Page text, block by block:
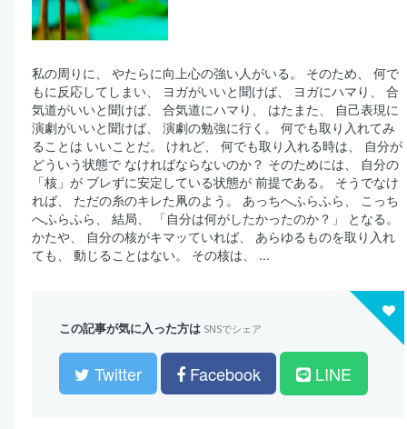
私の周りに、 やたらに向上心の強い人がいる。 そのため、 何で
もに反応してしまい、 ヨガがいいと聞けば、 ヨガにハマり、 合
気道がいいと聞けば、 合気道にハマり、 はたまた、 自己表現に
演劇がいいと聞けば、 演劇の勉強に行く。 何でも取り入れてみ
ることは いいことだ。 けれど、 何でも取り入れる時は、 自分が
どういう状態で なければならないのか？ そのためには、 自分の
「核」が ブレずに安定している状態が 前提である。 そうでなけ
れば、 ただの糸のキレた凧のよう。 あっちへふらふら、 こっち
へふらふら、 結局、 「自分は何がしたかったのか？」 となる。
かたや、 自分の核がキマッていれば、 あらゆるものを取り入れ
ても、 動じることはない。 その核は、 ...
この記事が気に入った方は SNSでシェア
Twitter Facebook LINE